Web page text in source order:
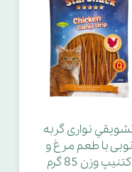
نواری گربه
نوبی با طعم مرغ و
كتنيپ وزن 85 گرم